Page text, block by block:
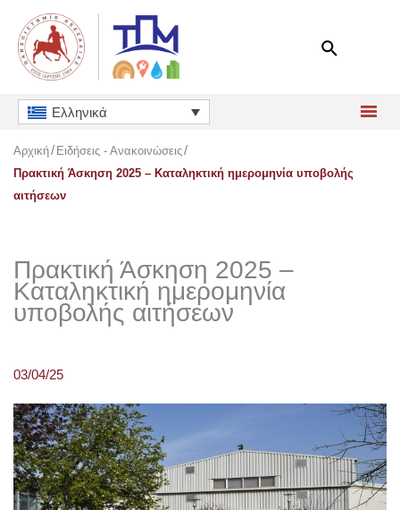
περιεχόμενο
Ελληνικά
Αρχική Ειδήσεις - Ανακοινώσεις
Πρακτική Άσκηση 2025 – Καταληκτική ημερομηνία υποβολής
αιτήσεων
Πρακτική Άσκηση 2025 –
Καταληκτική ημερομηνία
υποβολής αιτήσεων
03/04/25